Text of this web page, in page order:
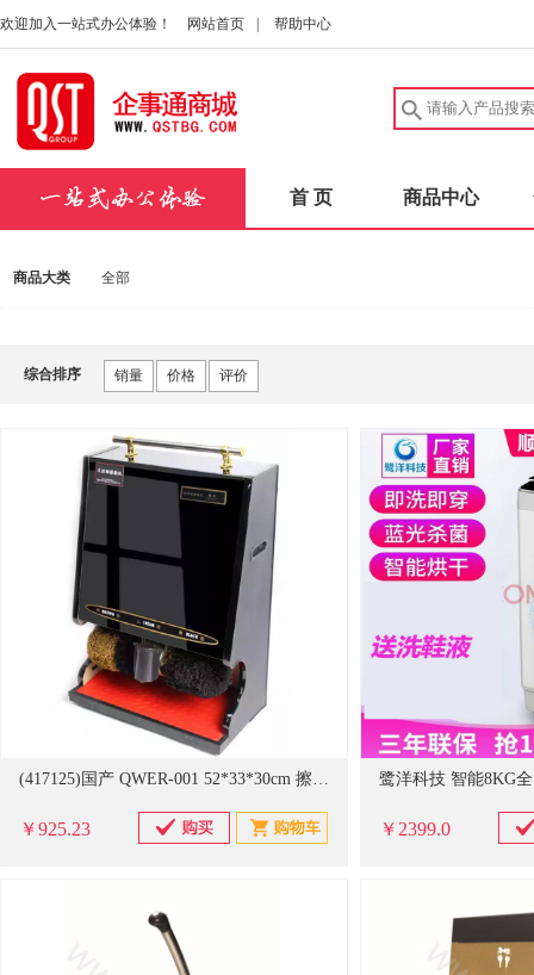
欢迎加入一站式办公体验！ 网站首页 帮助中心
首 页 商品中心
商品大类 全部
综合排序 销量 价格 评价
(417125)国产 QWER-001 52*33*30cm 擦鞋机(单位：台)
￥925.23 ￥2399.0